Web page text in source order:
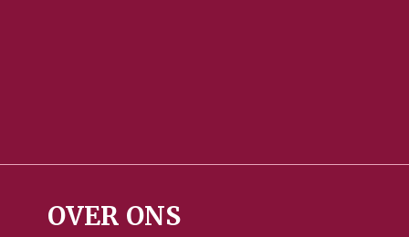
OVER ONS